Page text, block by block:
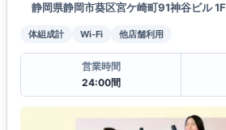
静岡県静岡市葵区宮ケ崎町91神谷ビル 1F
体組成計 Wi-Fi 他店舗利用
営業時間
24:00間